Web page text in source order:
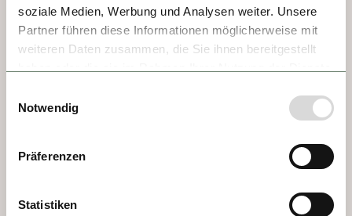
soziale Medien, Werbung und Analysen weiter. Unsere
Partner führen diese Informationen möglicherweise mit
weiteren Daten zusammen, die Sie ihnen bereitgestellt
Notwendig
Präferenzen
Statistiken
DÍA 3 - BRATISLAVA